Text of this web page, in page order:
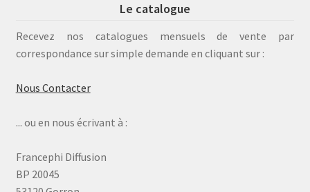
Le catalogue
Recevez nos catalogues mensuels de vente par
correspondance sur simple demande en cliquant sur :
Nous Contacter
... ou en nous écrivant à :
Francephi Diffusion
BP 20045